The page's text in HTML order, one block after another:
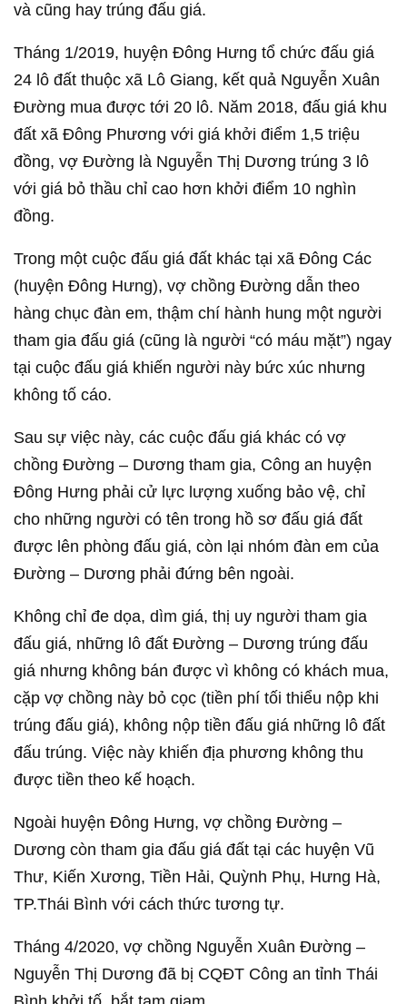
và cũng hay trúng đấu giá.
Tháng 1/2019, huyện Đông Hưng tổ chức đấu giá
24 lô đất thuộc xã Lô Giang, kết quả Nguyễn Xuân
Đường mua được tới 20 lô. Năm 2018, đấu giá khu
đất xã Đông Phương với giá khởi điểm 1,5 triệu
đồng, vợ Đường là Nguyễn Thị Dương trúng 3 lô
với giá bỏ thầu chỉ cao hơn khởi điểm 10 nghìn
đồng.
Trong một cuộc đấu giá đất khác tại xã Đông Các
(huyện Đông Hưng), vợ chồng Đường dẫn theo
hàng chục đàn em, thậm chí hành hung một người
tham gia đấu giá (cũng là người “có máu mặt”) ngay
tại cuộc đấu giá khiến người này bức xúc nhưng
không tố cáo.
Sau sự việc này, các cuộc đấu giá khác có vợ
chồng Đường – Dương tham gia, Công an huyện
Đông Hưng phải cử lực lượng xuống bảo vệ, chỉ
cho những người có tên trong hồ sơ đấu giá đất
được lên phòng đấu giá, còn lại nhóm đàn em của
Đường – Dương phải đứng bên ngoài.
Không chỉ đe dọa, dìm giá, thị uy người tham gia
đấu giá, những lô đất Đường – Dương trúng đấu
giá nhưng không bán được vì không có khách mua,
cặp vợ chồng này bỏ cọc (tiền phí tối thiểu nộp khi
trúng đấu giá), không nộp tiền đấu giá những lô đất
đấu trúng. Việc này khiến địa phương không thu
được tiền theo kế hoạch.
Ngoài huyện Đông Hưng, vợ chồng Đường –
Dương còn tham gia đấu giá đất tại các huyện Vũ
Thư, Kiến Xương, Tiền Hải, Quỳnh Phụ, Hưng Hà,
TP.Thái Bình với cách thức tương tự.
Tháng 4/2020, vợ chồng Nguyễn Xuân Đường –
Nguyễn Thị Dương đã bị CQĐT Công an tỉnh Thái